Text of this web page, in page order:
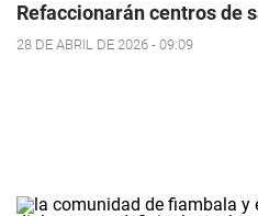
Refaccionarán centros de
28 DE ABRIL DE 2026 - 09:09